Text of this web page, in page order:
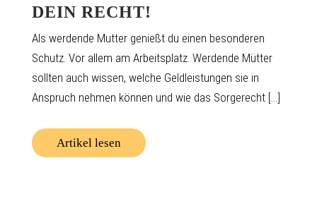
DEIN RECHT!
Als werdende Mutter genießt du einen besonderen
Schutz. Vor allem am Arbeitsplatz. Werdende Mütter
sollten auch wissen, welche Geldleistungen sie in
Anspruch nehmen können und wie das Sorgerecht [...]
Artikel lesen